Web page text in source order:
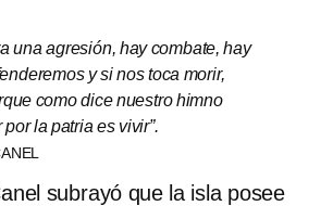
una agresión, hay combate, hay
y si nos toca morir,
como dice nuestro himno
la patria es vivir”.
subrayó que la isla posee